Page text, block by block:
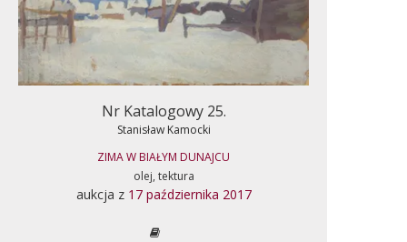
Nr Katalogowy 25.
Stanisław Kamocki
ZIMA W BIAŁYM DUNAJCU
olej, tektura
aukcja z 17 października 2017